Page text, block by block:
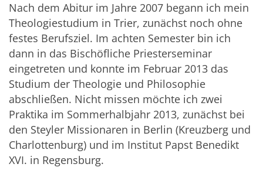
Nach dem Abitur im Jahre 2007 begann ich mein
Theologiestudium in Trier, zunächst noch ohne
festes Berufsziel. Im achten Semester bin ich
dann in das Bischöfliche Priesterseminar
eingetreten und konnte im Februar 2013 das
Studium der Theologie und Philosophie
abschließen. Nicht missen möchte ich zwei
Praktika im Sommerhalbjahr 2013, zunächst bei
den Steyler Missionaren in Berlin (Kreuzberg und
Charlottenburg) und im Institut Papst Benedikt
XVI. in Regensburg.